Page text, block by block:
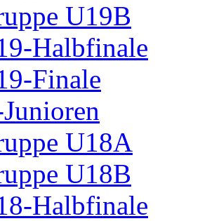
U19B
Halbfinale
Finale
U18A
U18B
Halbfinale